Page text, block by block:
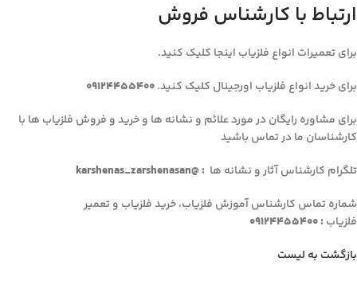
ارتباط با کارشناس فروش
برای تعمیرات انواع فلزیاب اینجا کلیک کنید.
برای خرید انواع فلزیاب اورجینال کلیک کنید.09124455400
برای مشاوره رایگان در مورد علائم و نشانه ها و خرید و فروش فلزیاب ها با
کارشناسان ما در تماس باشید
تلگرام کارشناس آثار و نشانه ها : @karshenas_zarshenasan
شماره تماس کارشناس آموزش فلزیاب، خرید فلزیاب و تعمیر
فلزیاب : 09124455400
بازگشت به لیست